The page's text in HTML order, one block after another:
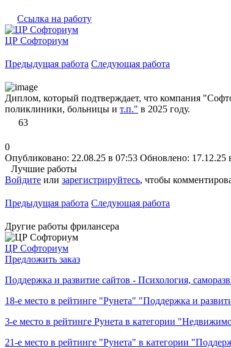
Ссылка на работу
ЦР Софториум
Предыдущая работа Следующая работа
Диплом, который подтверждает, что компания
поликлиники, больницы и т.п." в 2025 году.
63
0
Опубликовано: 22.08.25 в 07:53 Обновлено: 17.12.25
Лучшие работы
Войдите или зарегистрируйтесь, чтобы
Предыдущая работа Следующая работа
Другие работы фрилансера
ЦР Софториум
Предложить заказ
Поддержка и развитие сайтов - Психология,
18-е место в рейтинге "Рунета" "Поддержка и
3-е место в рейтинге Рунета в категории
21-е место в рейтинге "Рунета" в категории